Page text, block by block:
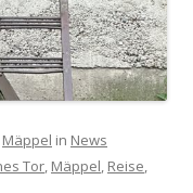
Mäppel in News
Tor, Mäppel, Reise,